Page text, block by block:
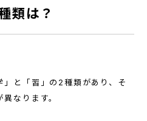
類は？
」と「習」の2種類があり、そ
なります。